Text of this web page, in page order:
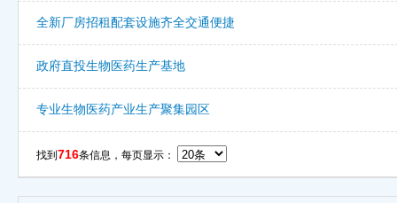
全新厂房招租配套设施齐全交通便捷
政府直投生物医药生产基地
专业生物医药产业生产聚集园区
找到 716条信息，每页显示：